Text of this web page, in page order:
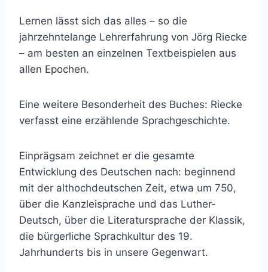
Lernen lässt sich das alles – so die
jahrzehntelange Lehrerfahrung von Jörg Riecke
– am besten an einzelnen Textbeispielen aus
allen Epochen.
Eine weitere Besonderheit des Buches: Riecke
verfasst eine erzählende Sprachgeschichte.
Einprägsam zeichnet er die gesamte
Entwicklung des Deutschen nach: beginnend
mit der althochdeutschen Zeit, etwa um 750,
über die Kanzleisprache und das Luther-
Deutsch, über die Literatursprache der Klassik,
die bürgerliche Sprachkultur des 19.
Jahrhunderts bis in unsere Gegenwart.